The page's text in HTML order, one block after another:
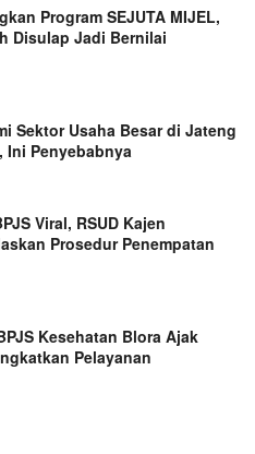
Program SEJUTA MIJEL,
Disulap Jadi Bernilai
Sektor Usaha Besar di Jateng
Ini Penyebabnya
Viral, RSUD Kajen
Prosedur Penempatan
Kesehatan Blora Ajak
Pelayanan